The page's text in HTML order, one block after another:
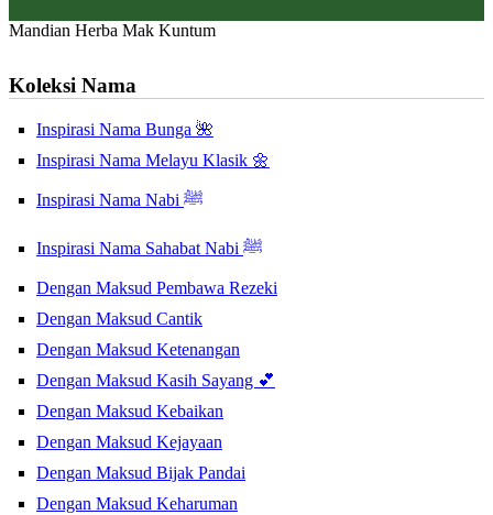
Mandian Herba Mak Kuntum
Koleksi Nama
Inspirasi Nama Bunga 🌺
Inspirasi Nama Melayu Klasik 🌼
Inspirasi Nama Nabi ﷺ
Inspirasi Nama Sahabat Nabi ﷺ
Dengan Maksud Pembawa Rezeki
Dengan Maksud Cantik
Dengan Maksud Ketenangan
Dengan Maksud Kasih Sayang 💕
Dengan Maksud Kebaikan
Dengan Maksud Kejayaan
Dengan Maksud Bijak Pandai
Dengan Maksud Keharuman